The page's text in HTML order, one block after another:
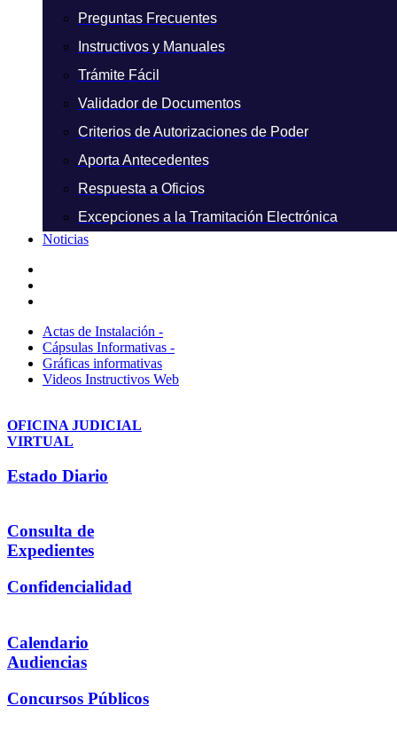
Preguntas Frecuentes
Instructivos y Manuales
Trámite Fácil
Validador de Documentos
Criterios de Autorizaciones de Poder
Aporta Antecedentes
Respuesta a Oficios
Excepciones a la Tramitación Electrónica
Noticias
Actas de Instalación -
Cápsulas Informativas -
Gráficas informativas
Videos Instructivos Web
OFICINA JUDICIAL
VIRTUAL
Estado Diario
Consulta de
Expedientes
Confidencialidad
Calendario
Audiencias
Concursos Públicos